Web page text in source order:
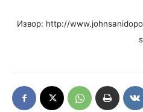
Извор: http://